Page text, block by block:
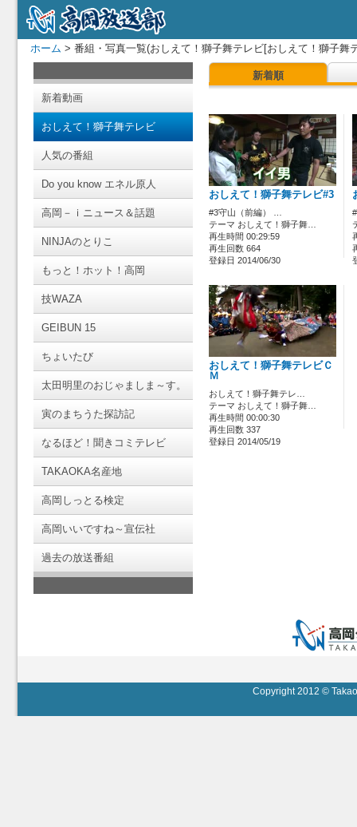
ホーム > 番組・写真一覧(おしえて！獅子舞テレビ[おしえて！獅子舞
新着動画
おしえて！獅子舞テレビ
人気の番組
Do you know エネル原人
高岡－ｉニュース＆話題
NINJAのとりこ
もっと！ホット！高岡
技WAZA
GEIBUN 15
ちょいたび
太田明里のおじゃましま～す。
寅のまちうた探訪記
なるほど！聞きコミテレビ
TAKAOKA名産地
高岡しっとる検定
高岡いいですね～宣伝社
過去の放送番組
新着順
おしえて！獅子舞テレビ#3
#3守山（前編） …
テーマ おしえて！獅子舞…
再生時間 00:29:59
再生回数 664
登録日 2014/06/30
おしえて！獅子舞テレビＣ
Ｍ
おしえて！獅子舞テレ…
テーマ おしえて！獅子舞…
再生時間 00:00:30
再生回数 337
登録日 2014/05/19
Copyright 2012 ©